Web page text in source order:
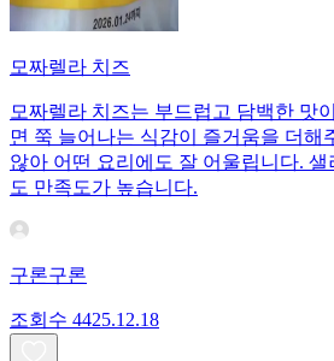
모짜렐라 치즈
모짜렐라 치즈는 부드럽고 담백한 맛
면 쭉 늘어나는 식감이 즐거움을 더해
않아 어떤 요리에도 잘 어울립니다.
도 만족도가 높습니다.
구론구론
조회수 4425.12.18